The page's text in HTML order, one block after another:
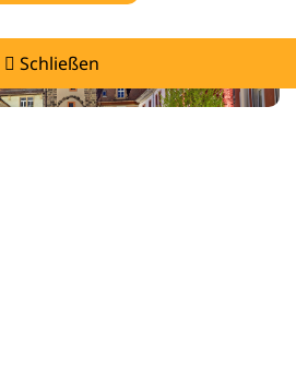
Schließen